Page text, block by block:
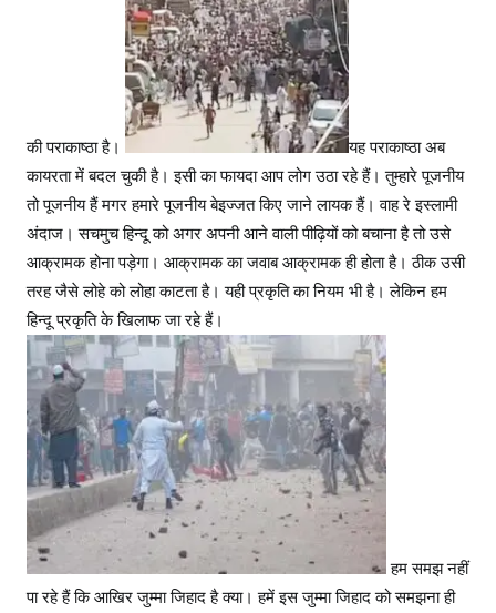
की पराकाष्ठा है।
यह पराकाष्ठा अब
कायरता में बदल चुकी है। इसी का फायदा आप लोग उठा रहे हैं। तुम्हारे पूजनीय
तो पूजनीय हैं मगर हमारे पूजनीय बेइज्जत किए जाने लायक हैं। वाह रे इस्लामी
अंदाज। सचमुच हिन्दू को अगर अपनी आने वाली पीढ़ियों को बचाना है तो उसे
आक्रामक होना पड़ेगा। आक्रामक का जवाब आक्रामक ही होता है। ठीक उसी
तरह जैसे लोहे को लोहा काटता है। यही प्रकृति का नियम भी है। लेकिन हम
हिन्दू प्रकृति के खिलाफ जा रहे हैं।
हम समझ नहीं
पा रहे हैं कि आखिर जुम्मा जिहाद है क्या। हमें इस जुम्मा जिहाद को समझना ही